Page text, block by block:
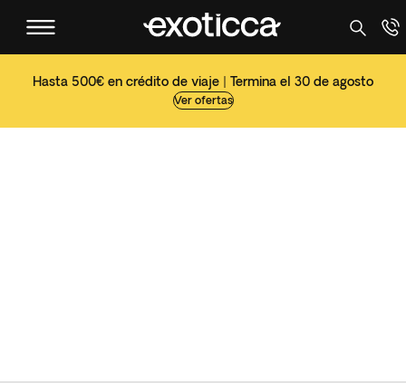
Hasta 500€ en crédito de viaje | Termina el 30 de agosto
Ver ofertas